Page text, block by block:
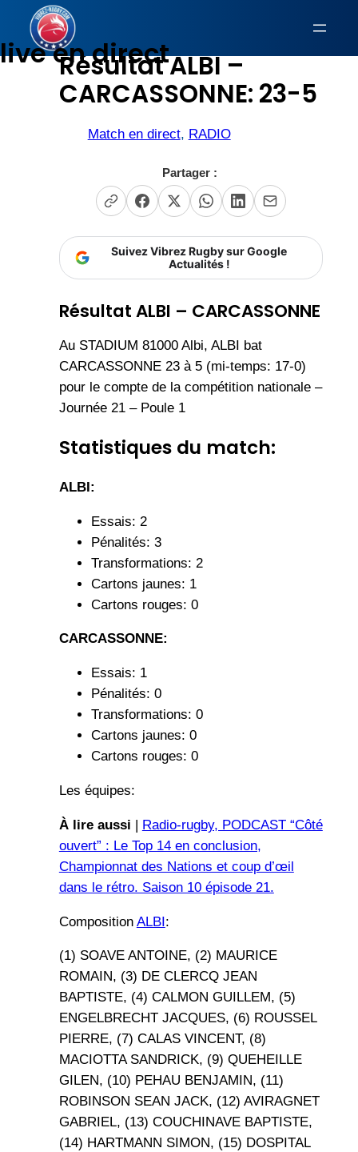
Aller
contenu Résultat ALBI –
CARCASSONNE: 23-5
Match en direct, RADIO
Partager :
Suivez Vibrez Rugby sur Google
Actualités !
Résultat ALBI – CARCASSONNE
Au STADIUM 81000 Albi, ALBI bat
CARCASSONNE 23 à 5 (mi-temps: 17-0)
pour le compte de la compétition nationale –
Journée 21 – Poule 1
Statistiques du match:
ALBI:
Essais: 2
Pénalités: 3
Transformations: 2
Cartons jaunes: 1
Cartons rouges: 0
CARCASSONNE:
Essais: 1
Pénalités: 0
Transformations: 0
Cartons jaunes: 0
Cartons rouges: 0
Les équipes:
À lire aussi | Radio-rugby, PODCAST “Côté
ouvert” : Le Top 14 en conclusion,
Championnat des Nations et coup d’œil
dans le rétro. Saison 10 épisode 21.
Composition ALBI:
(1) SOAVE ANTOINE, (2) MAURICE
ROMAIN, (3) DE CLERCQ JEAN
BAPTISTE, (4) CALMON GUILLEM, (5)
ENGELBRECHT JACQUES, (6) ROUSSEL
PIERRE, (7) CALAS VINCENT, (8)
MACIOTTA SANDRICK, (9) QUEHEILLE
GILEN, (10) PEHAU BENJAMIN, (11)
ROBINSON SEAN JACK, (12) AVIRAGNET
GABRIEL, (13) COUCHINAVE BAPTISTE,
(14) HARTMANN SIMON, (15) DOSPITAL
live en direct